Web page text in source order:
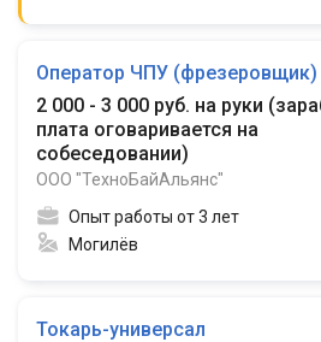
Оператор ЧПУ (фрезеровщик)
2 000 - 3 000 руб. на руки (
плата оговаривается на
собеседовании)
ООО "ТехноБайАльянс"
Опыт работы от 3 лет
Могилёв
Токарь-универсал